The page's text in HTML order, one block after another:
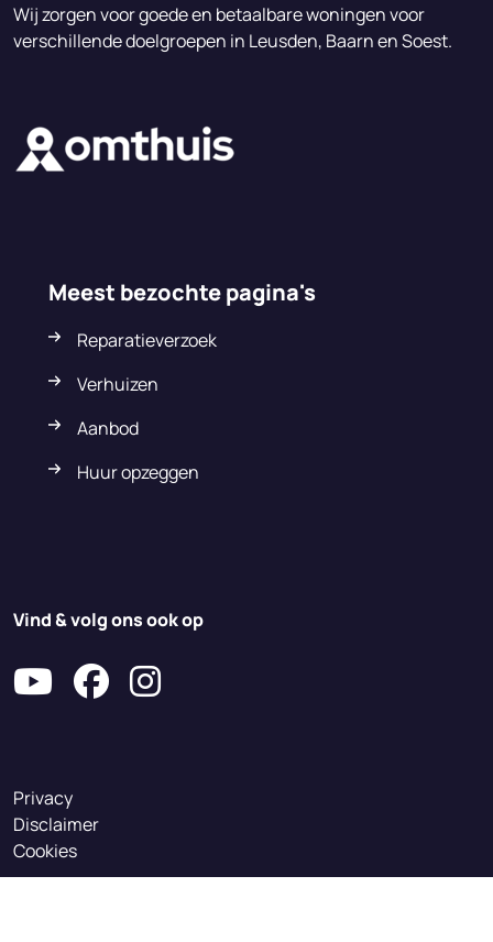
Wij zorgen voor goede en betaalbare woningen voor
verschillende doelgroepen in Leusden, Baarn en Soest.
Meest bezochte pagina's
Reparatieverzoek
Verhuizen
Aanbod
Huur opzeggen
Vind & volg ons ook op
Privacy
Disclaimer
Cookies